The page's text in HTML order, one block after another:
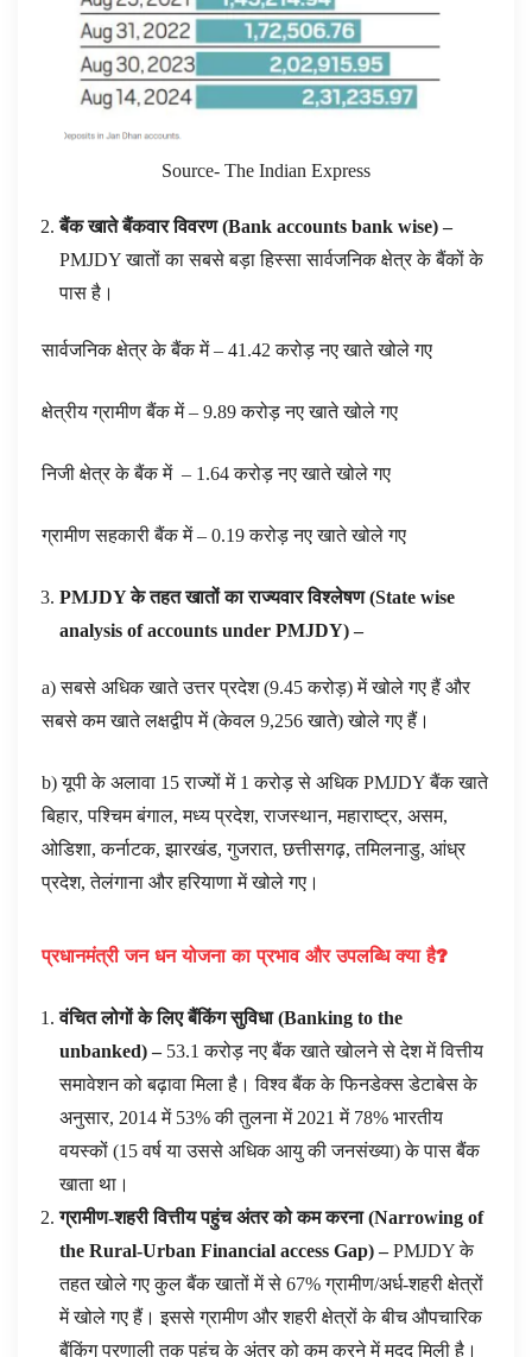
Source- The Indian Express
बैंक खाते बैंकवार विवरण (Bank accounts bank wise) –
PMJDY खातों का सबसे बड़ा हिस्सा सार्वजनिक क्षेत्र के बैंकों के
पास है।
सार्वजनिक क्षेत्र के बैंक में – 41.42 करोड़ नए खाते खोले गए
क्षेत्रीय ग्रामीण बैंक में – 9.89 करोड़ नए खाते खोले गए
निजी क्षेत्र के बैंक में – 1.64 करोड़ नए खाते खोले गए
ग्रामीण सहकारी बैंक में – 0.19 करोड़ नए खाते खोले गए
PMJDYके तहत खातों का राज्यवार विश्लेषण (State wise
analysis of accounts under PMJDY) –
a) सबसे अधिक खाते उत्तर प्रदेश (9.45 करोड़) में खोले गए हैं और
सबसे कम खाते लक्षद्वीप में (केवल 9,256 खाते) खोले गए हैं।
b) यूपी के अलावा 15 राज्यों में 1 करोड़ से अधिक PMJDY बैंक खाते
बिहार, पश्चिम बंगाल, मध्य प्रदेश, राजस्थान, महाराष्ट्र, असम,
ओडिशा, कर्नाटक, झारखंड, गुजरात, छत्तीसगढ़, तमिलनाडु, आंध्र
प्रदेश, तेलंगाना और हरियाणा में खोले गए।
प्रधानमंत्री जन धन योजना का प्रभाव और उपलब्धि क्या है?
वंचित लोगों के लिए बैंकिंग सुविधा(Banking to the
unbanked) –53.1 करोड़ नए बैंक खाते खोलने से देश में वित्तीय
समावेशन को बढ़ावा मिला है। विश्व बैंक के फिनडेक्स डेटाबेस के
अनुसार, 2014 में 53% की तुलना में 2021 में 78% भारतीय
वयस्कों (15 वर्ष या उससे अधिक आयु की जनसंख्या) के पास बैंक
खाता था।
ग्रामीण-शहरी वित्तीय पहुंच अंतर को कम करना(Narrowing of
the Rural-Urban Financial access Gap)–PMJDY के
तहत खोले गए कुल बैंक खातों में से 67% ग्रामीण/अर्ध-शहरी क्षेत्रों
में खोले गए हैं। इससे ग्रामीण और शहरी क्षेत्रों के बीच औपचारिक
बैंकिंग प्रणाली तक पहुंच के अंतर को कम करने में मदद मिली है।